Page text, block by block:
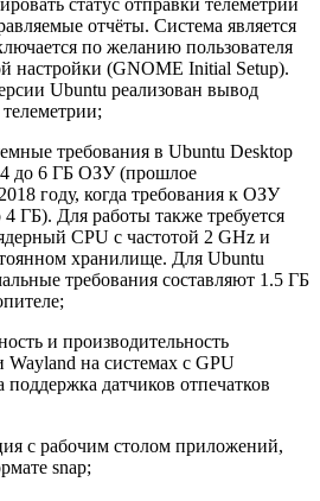
отчёты. Система является
по желанию пользователя
настройки (GNOME Initial Setup).
Ubuntu реализован вывод
требования в Ubuntu Desktop
до 6 ГБ ОЗУ (прошлое
году, когда требования к ОЗУ
ГБ). Для работы также требуется
CPU с частотой 2 GHz и
хранилище. Для Ubuntu
требования составляют 1.5 ГБ
и производительность
Wayland на системах с GPU
датчиков отпечатков
с рабочим столом приложений,
snap;